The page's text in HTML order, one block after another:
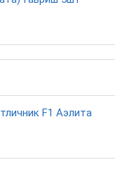
F1 Аэлита